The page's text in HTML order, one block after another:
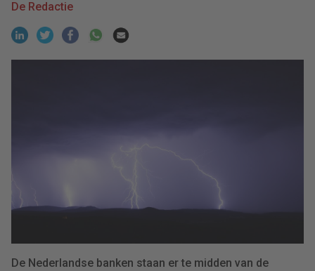
De Redactie
De Nederlandse banken staan er te midden van de